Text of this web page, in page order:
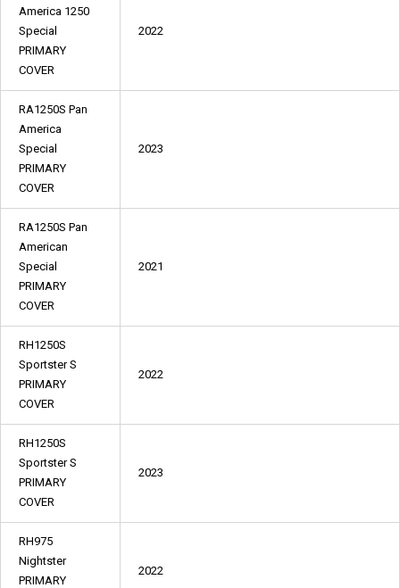
America 1250
Special
PRIMARY
COVER
2022
RA1250S Pan
America
Special
PRIMARY
COVER
2023
RA1250S Pan
American
Special
PRIMARY
COVER
2021
RH1250S
Sportster S
PRIMARY
COVER
2022
RH1250S
Sportster S
PRIMARY
COVER
2023
RH975
Nightster
PRIMARY
2022